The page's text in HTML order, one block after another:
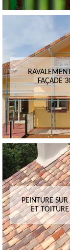
FAÇADE
PEINTURE
ET